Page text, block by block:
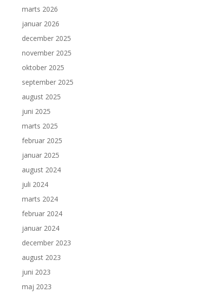
marts 2026
januar 2026
december 2025
november 2025
oktober 2025
september 2025
august 2025
juni 2025
marts 2025
februar 2025
januar 2025
august 2024
juli 2024
marts 2024
februar 2024
januar 2024
december 2023
august 2023
juni 2023
maj 2023